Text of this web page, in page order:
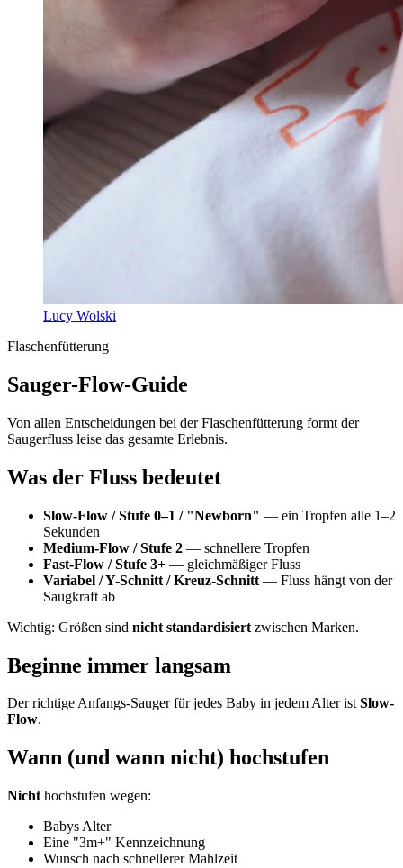
Lucy Wolski
Flaschenfütterung
Sauger-Flow-Guide
Von allen Entscheidungen bei der Flaschenfütterung formt der
Saugerfluss leise das gesamte Erlebnis.
Was der Fluss bedeutet
Slow-Flow / Stufe 0–1 / "Newborn" — ein Tropfen alle 1–2
Sekunden
Medium-Flow / Stufe 2 — schnellere Tropfen
Fast-Flow / Stufe 3+ — gleichmäßiger Fluss
Variabel / Y-Schnitt / Kreuz-Schnitt — Fluss hängt von der
Saugkraft ab
Wichtig: Größen sind nicht standardisiert zwischen Marken.
Beginne immer langsam
Der richtige Anfangs-Sauger für jedes Baby in jedem Alter istSlow-
Flow.
Wann (und wann nicht) hochstufen
Nicht hochstufen wegen:
Babys Alter
Eine "3m+" Kennzeichnung
Wunsch nach schnellerer Mahlzeit